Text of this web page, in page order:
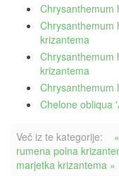
Chrysanthemum
Chrysanthemum
krizantema
Chrysanthemum
krizantema
Chrysanthemum
Chelone obliqua
Več iz te kategorije:
rumena polna
marjetka krizantema »